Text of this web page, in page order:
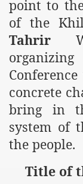
point to
of the
Tahrir
concrete
bring in
system of
the people.
Title of